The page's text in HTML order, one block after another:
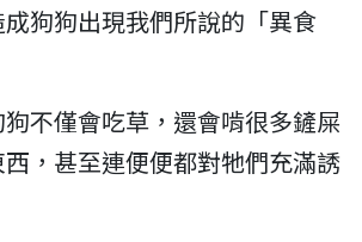
狗狗出現我們所說的「異食
不僅會吃草，還會啃很多鏟屎
，甚至連便便都對牠們充滿誘